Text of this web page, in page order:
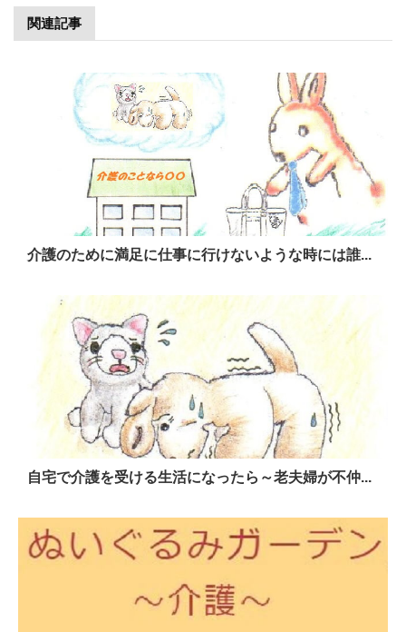
関連記事
介護のために満足に仕事に行けないような時には誰...
自宅で介護を受ける生活になったら～老夫婦が不仲...